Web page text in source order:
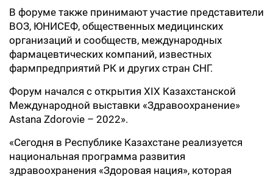
В форуме также принимают участие представители
ВОЗ, ЮНИСЕФ, общественных медицинских
организаций и сообществ, международных
фармацевтических компаний, известных
фармпредприятий РК и других стран СНГ.
Форум начался с открытия XIХ Казахстанской
Международной выставки «Здравоохранение»
Astana Zdorovie – 2022».
«Сегодня в Республике Казахстане реализуется
национальная программа развития
здравоохранения «Здоровая нация», которая